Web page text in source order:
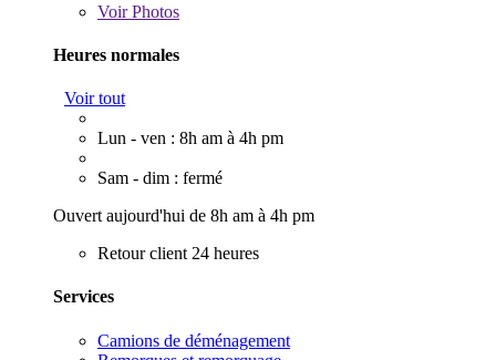
VoirPhotos
Heures normales
Voir tout
Lun - ven : 8h am à 4h pm
Sam - dim : fermé
Ouvert aujourd'hui de 8h am à 4h pm
Retour client 24 heures
Services
Camions de déménagement